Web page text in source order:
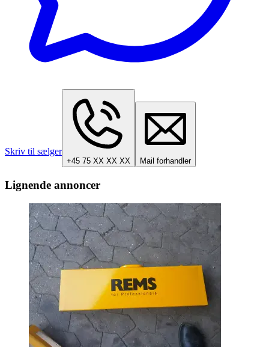
Skriv til sælger
+45 75 XX XX XX Mail forhandler
Lignende annoncer